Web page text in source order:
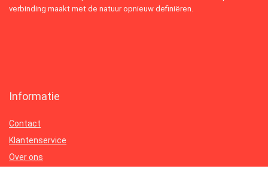
verbinding maakt met de natuur opnieuw definiëren.
Informatie
Contact
Klantenservice
Over ons